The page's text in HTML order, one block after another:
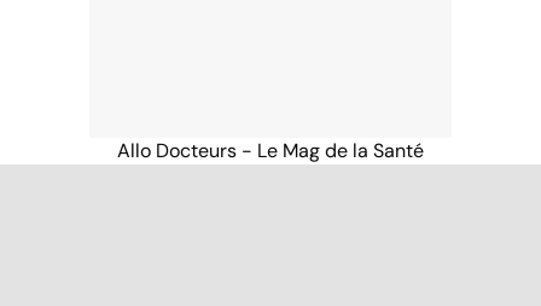
Allo Docteurs - Le Mag de la Santé